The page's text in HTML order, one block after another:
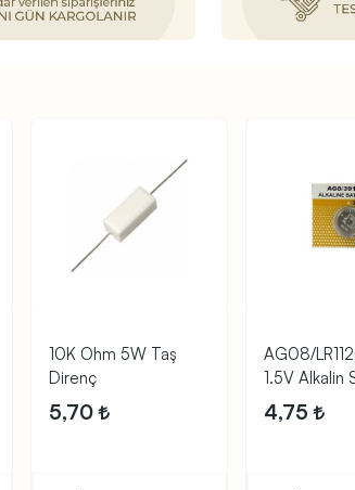
10K Ohm 5W Taş
Direnç
5,70
AG08/
1.5V Alkalin
4,75